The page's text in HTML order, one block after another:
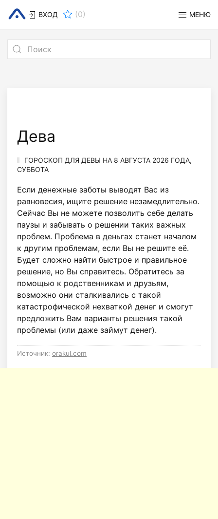
ВХОД (0) МЕНЮ
Дева
ГОРОСКОП ДЛЯ ДЕВЫ НА 8 АВГУСТА 2026 ГОДА,
СУББОТА
Если денежные заботы выводят Вас из
равновесия, ищите решение незамедлительно.
Сейчас Вы не можете позволить себе делать
паузы и забывать о решении таких важных
проблем. Проблема в деньгах станет началом
к другим проблемам, если Вы не решите её.
Будет сложно найти быстрое и правильное
решение, но Вы справитесь. Обратитесь за
помощью к родственникам и друзьям,
возможно они сталкивались с такой
катастрофической нехваткой денег и смогут
предложить Вам варианты решения такой
проблемы (или даже займут денег).
Источник: orakul.com